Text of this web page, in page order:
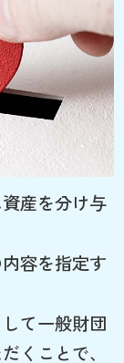
産を分け与
容を指定す
て一般財団
くことで、